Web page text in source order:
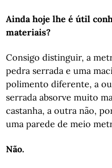
Ainda hoje lhe é útil
materiais?
Consigo distinguir, a
pedra serrada e uma
polimento diferente, a
serrada absorve muito
castanha, a outra não,
uma parede de meio
Não.